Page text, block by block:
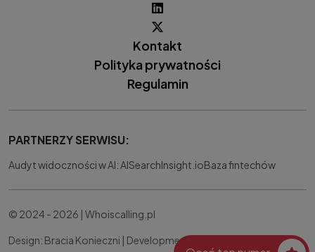
Kontakt
Polityka prywatności
Regulamin
PARTNERZY SERWISU:
Audyt widoczności w AI: AISearchInsight.ioBaza fintechów
© 2024 - 2026 | Whoiscalling.pl
Design: Bracia Konieczni | Development: